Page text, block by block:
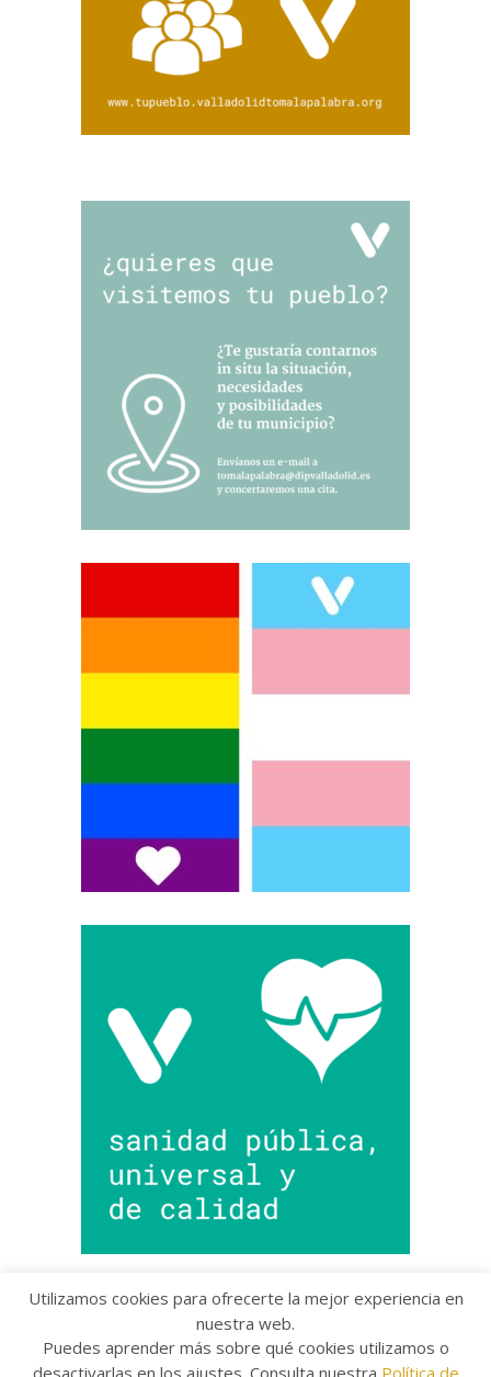
Copyright © 2022 Grupo Provincial Toma la Palabra
Utilizamos cookies para ofrecerte la mejor experiencia en
nuestra web.
Puedes aprender más sobre qué cookies utilizamos o
desactivarlas en los ajustes. Consulta nuestra Política de